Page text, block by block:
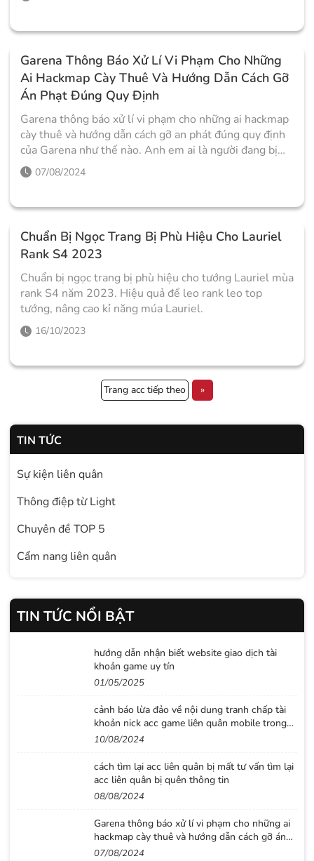
Garena Thông Báo Xử Lí Vi Phạm Cho Những
Ai Hackmap Cày Thuê Và Hướng Dẫn Cách Gỡ
Án Phạt Đúng Quy Định
Garena thông báo xử lí vi phạm cho những ai hackmap
cày thuê và hướng dẫn cách gỡ an phát đúng quy định
của Garena như thế nào. Anh em ai là người đang bị
diện trong tình trạng này nên tham khảo qua nhé!
07/08/2024
Chuẩn Bị Ngọc Trang Bị Phù Hiệu Cho Lauriel
Rank S4 2023
Chuẩn bị ngọc trang bị phù hiệu cho tướng Lauriel mùa
rank S4 năm 2023. Hiệu quả để leo rank leo top
tướng, nâng cao kỉ năng múa Lauriel.
16/10/2023
Trang acc tiếp theo »
TIN TỨC
Sự kiện liên quân
Thông điệp từ Light
Chuyên đề TOP 5
Cẩm nang liên quân
TIN TỨC NỔI BẬT
hướng dẫn nhận biết website giao dịch tài
khoản game uy tín
01/05/2025
cảnh báo lừa đảo về nội dung tranh chấp tài
khoản nick acc game liên quân mobile trong
24h
10/08/2024
cách tìm lại acc liên quân bị mất tư vấn tìm lại
acc liên quân bị quên thông tin
08/08/2024
Garena thông báo xử lí vi phạm cho những ai
hackmap cày thuê và hướng dẫn cách gỡ án
phạt đúng quy định
07/08/2024